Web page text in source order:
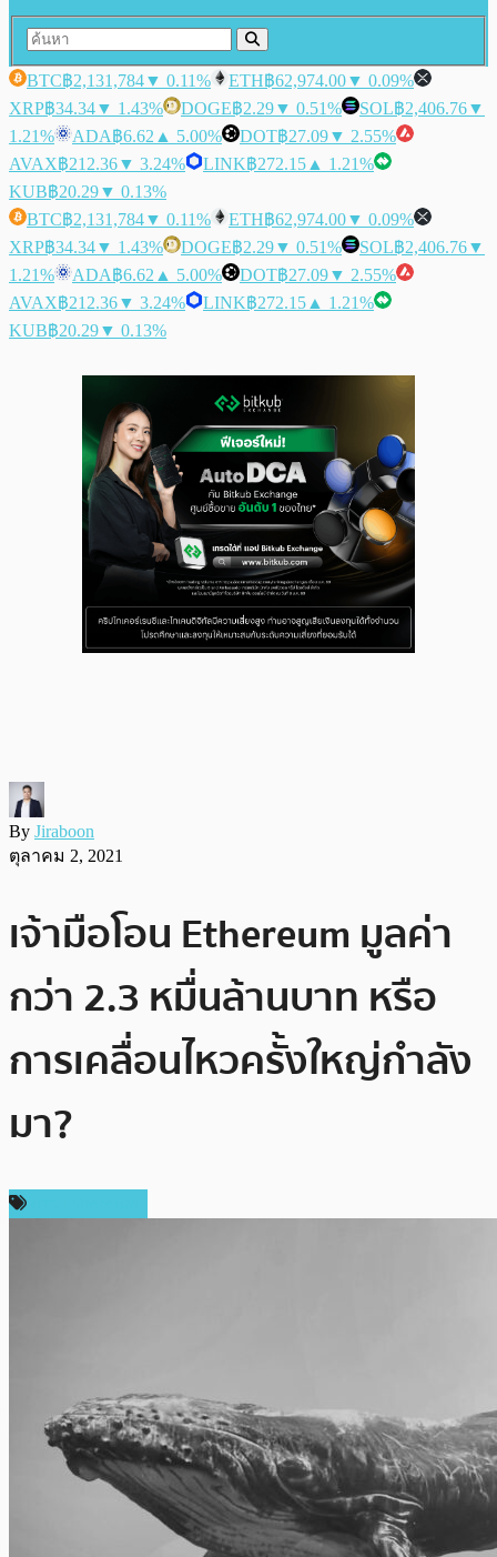
BTC฿2,131,784▼ 0.11% ETH฿62,974.00▼ 0.09%
XRP฿34.34▼ 1.43% DOGE฿2.29▼ 0.51% SOL฿2,406.76▼
1.21%
ADA฿6.62 ▲ 5.00% DOT฿27.09▼ 2.55%
AVAX฿212.36▼ 3.24% LINK฿272.15 ▲ 1.21%
KUB฿20.29▼ 0.13%
BTC฿2,131,784▼ 0.11% ETH฿62,974.00▼ 0.09%
XRP฿34.34▼ 1.43% DOGE฿2.29▼ 0.51% SOL฿2,406.76▼
1.21%
ADA฿6.62 ▲ 5.00% DOT฿27.09▼ 2.55%
AVAX฿212.36▼ 3.24% LINK฿272.15 ▲ 1.21%
KUB฿20.29▼ 0.13%
By Jiraboon
ตุลาคม 2, 2021
เจ้ามือโอน Ethereum มูลค่า
กว่า 2.3 หมื่นล้านบาท หรือ
การเคลื่อนไหวครั้งใหญ่กำลัง
มา?